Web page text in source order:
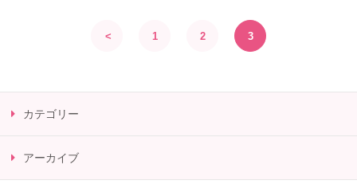
< 1 2 3
カテゴリー
アーカイブ